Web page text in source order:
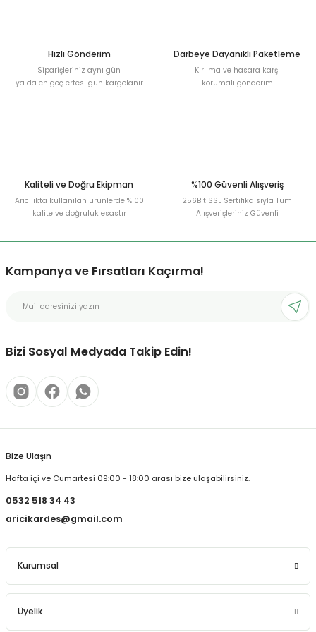
Hızlı Gönderim
Siparişleriniz aynı gün
ya da en geç ertesi gün kargolanır
Darbeye Dayanıklı Paketleme
Kırılma ve hasara karşı
korumalı gönderim
Kaliteli ve Doğru Ekipman
Arıcılıkta kullanılan ürünlerde %100
kalite ve doğruluk esastır
%100 Güvenli Alışveriş
256Bit SSL Sertifikalsıyla Tüm
Alışverişleriniz Güvenli
Kampanya ve Fırsatları Kaçırma!
Bizi Sosyal Medyada Takip Edin!
Bize Ulaşın
Hafta içi ve Cumartesi 09:00 - 18:00 arası bize ulaşabilirsiniz.
0532 518 34 43
aricikardes@gmail.com
Kurumsal
Üyelik